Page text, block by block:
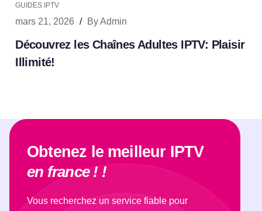
GUIDES IPTV
mars 21, 2026 / ByAdmin
Découvrez les Chaînes Adultes IPTV: Plaisir
Illimité!
Obtenez le meilleur IPTV
en france ! !
Vous recherchez un service fiable pour